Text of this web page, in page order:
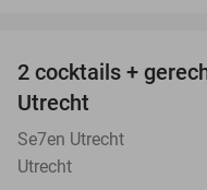
2 cocktails +
Utrecht
Se7en Utrecht
Utrecht